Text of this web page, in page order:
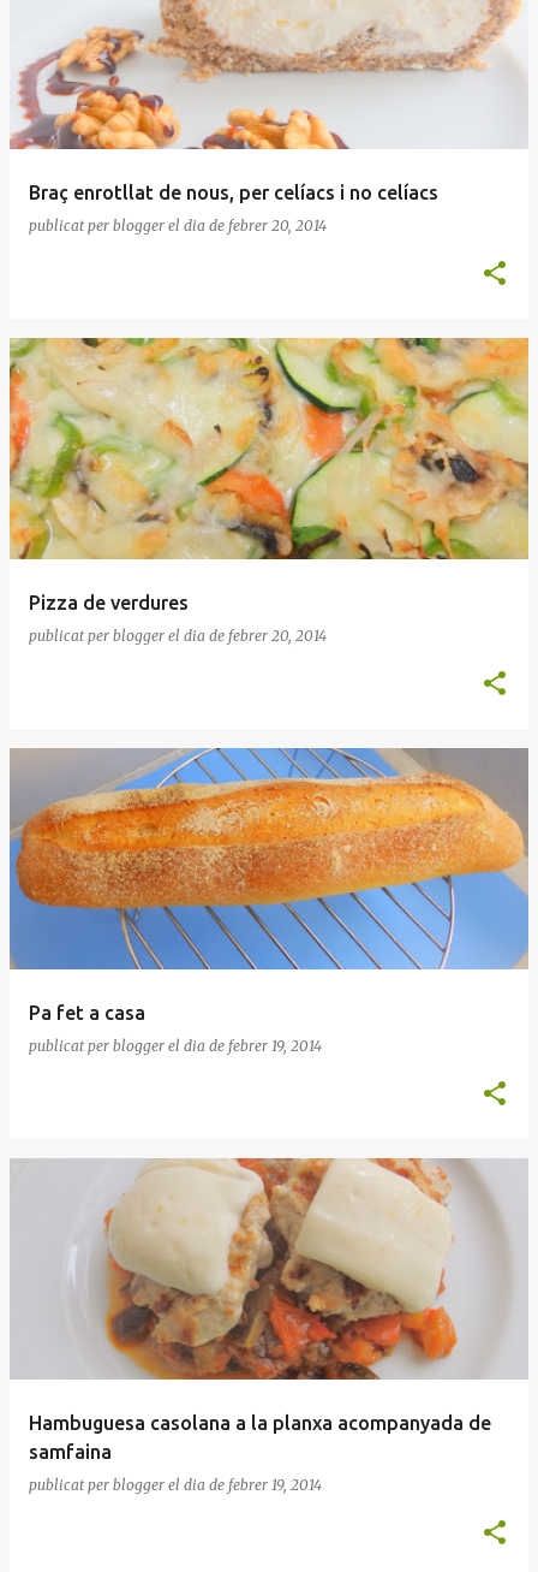
Braç enrotllat de nous, per celíacs i no celíacs
publicat per blogger el dia de febrer 20, 2014
Pizza de verdures
publicat per blogger el dia de febrer 20, 2014
Pa fet a casa
publicat per blogger el dia de febrer 19, 2014
Hambuguesa casolana a la planxa acompanyada de
samfaina
publicat per blogger el dia de febrer 19, 2014